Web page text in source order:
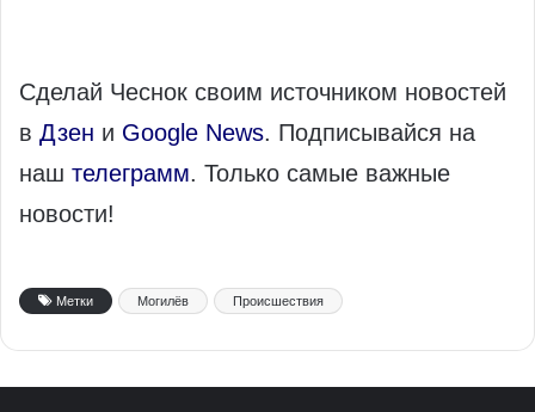
Сделай Чеснок своим источником новостей
в Дзен и Google News. Подписывайся на
наш телеграмм. Только самые важные
новости!
Метки Могилёв Происшествия